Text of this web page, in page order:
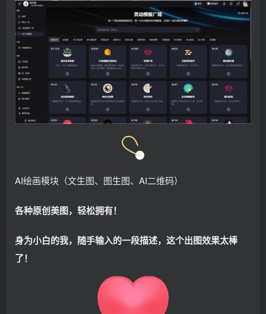
AI绘画模块（文生图、图生图、AI二维码）
各种原创美图，轻松拥有！
身为小白的我，随手输入的一段描述，这个出图效果太棒
了！